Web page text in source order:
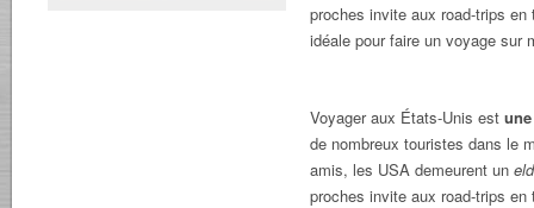
proches invite aux road-trips
idéale pour faire un voyage sur
Voyager aux États-Unis est
de nombreux touristes dans le
amis, les USA demeurent un
proches invite aux road-trips